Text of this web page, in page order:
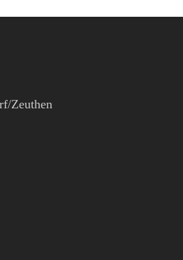
Zeuthen